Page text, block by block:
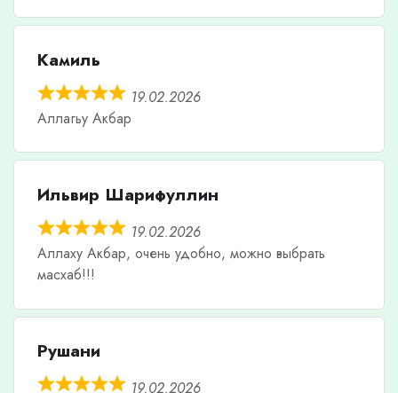
Камиль
19.02.2026
Аллагьу Акбар
Ильвир Шарифуллин
19.02.2026
Аллаху Акбар, очень удобно, можно выбрать
масхаб!!!
Рушани
19.02.2026